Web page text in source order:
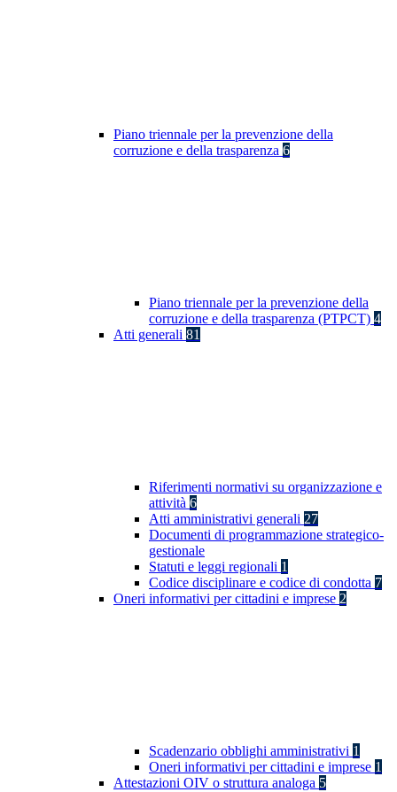
Piano triennale per la prevenzione della
corruzione e della trasparenza 6
Piano triennale per la prevenzione della
corruzione e della trasparenza (PTPCT) 4
Atti generali 81
Riferimenti normativi su organizzazione e
attività 6
Atti amministrativi generali 27
Documenti di programmazione strategico-
gestionale
Statuti e leggi regionali 1
Codice disciplinare e codice di condotta 7
Oneri informativi per cittadini e imprese 2
Scadenzario obblighi amministrativi 1
Oneri informativi per cittadini e imprese 1
Attestazioni OIV o struttura analoga 5